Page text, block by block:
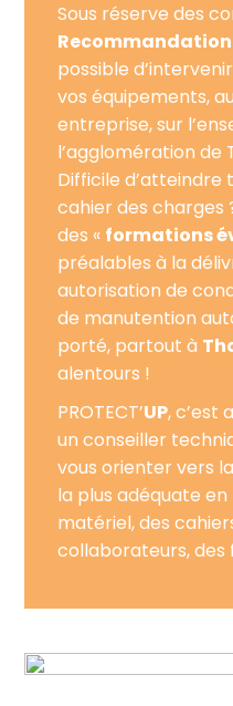
Sous réserve des
Recommandation
possible
vos équipements,
entreprise, sur
l’agglomération de
Difficile d’atteindre
cahier des charges
des « formations
préalables à la
autorisation de
de manutention
porté, partout à
alentours !
PROTECT’UP, c’est
un conseiller
vous orienter vers
la plus adéquate
matériel, des
collaborateurs, des